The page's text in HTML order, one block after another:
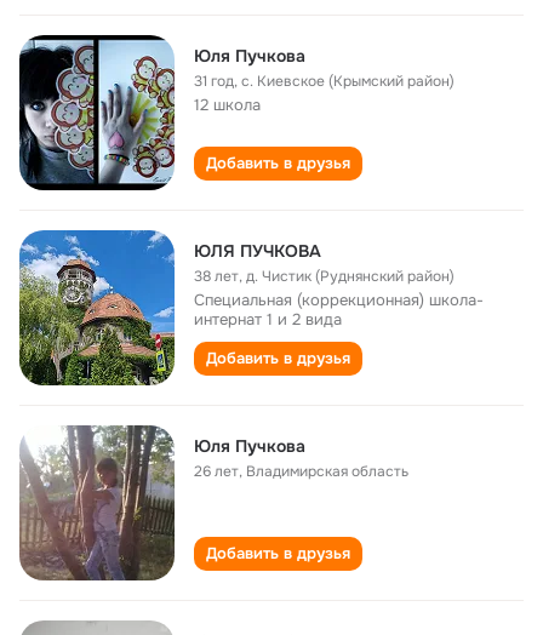
Юля Пучкова
31 год,с. Киевское (Крымский район)
12 школа
Добавить в друзья
ЮЛЯ ПУЧКОВА
38 лет,д. Чистик (Руднянский район)
Специальная (коррекционная) школа-
интернат 1 и 2 вида
Добавить в друзья
Юля Пучкова
26 лет, Владимирская область
Добавить в друзья